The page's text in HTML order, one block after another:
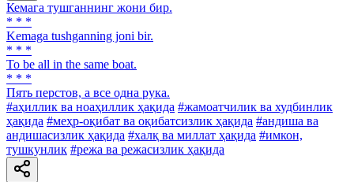
Кемага тушганнинг жони бир.
* * *
Kemaga tushganning joni bir.
* * *
To be all in the same boat.
* * *
Пять перстов, а все одна рука.
#аҳиллик ва ноаҳиллик ҳақида #жамоатчилик ва худбинлик
ҳақида #меҳр-оқибат ва оқибатсизлик ҳақида #андиша ва
андишасизлик ҳақида #халқ ва миллат ҳақида #имкон,
тушкунлик #режа ва режасизлик ҳақида